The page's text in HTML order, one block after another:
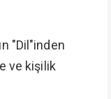
"Dil"inden
ve kişilik